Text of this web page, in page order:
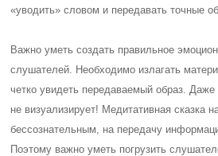
«уводить» словом и передавать точные
Важно уметь создать правильное
слушателей. Необходимо излагать
четко увидеть передаваемый образ. Даже
не визуализирует! Медитативная сказка
бессознательным, на передачу
Поэтому важно уметь погрузить